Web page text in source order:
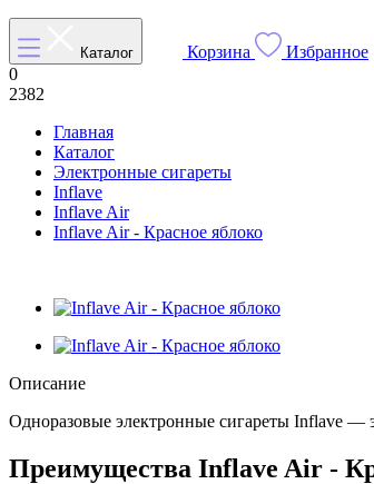
Каталог Корзина
Избранное
0
2382
Главная
Каталог
Электронные сигареты
Inflave
Inflave Air
Inflave Air - Красное яблоко
Описание
Одноразовые электронные сигареты Inflave —
Преимущества Inflave Air -